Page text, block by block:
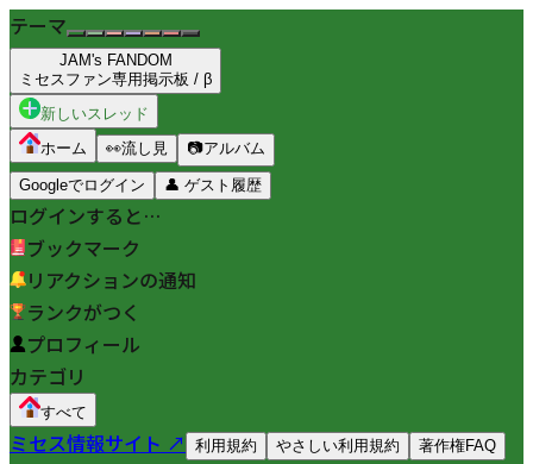
テーマ
JAM's FANDOM
ミセスファン専用掲示板 / β
新しいスレッド
ホーム
👀流し見 📷アルバム
Googleでログイン 👤 ゲスト履歴
ログインすると…
ブックマーク
リアクションの通知
ランクがつく
プロフィール
カテゴリ
すべて
ミセス情報サイト ↗ 利用規約 やさしい利用規約
著作権FAQ